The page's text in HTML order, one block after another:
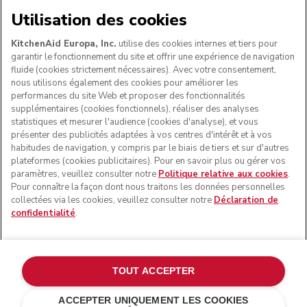
SUIVEZ-NOUS
© KitchenAid 2026 - Tous droits réservés. KitchenAid et la
forme du robot pâtissier multifonction sont des marques
commerciales aux États-Unis et ailleurs.
Politique en matière de cookies
Autres pays
Résolution des litiges en ligne
Utilisation des cookies
KitchenAid Europa, Inc. utilise des cookies internes et tiers pour
garantir le fonctionnement du site et offrir une expérience de navigation
fluide (cookies strictement nécessaires). Avec votre consentement,
nous utilisons également des cookies pour améliorer les
performances du site Web et proposer des fonctionnalités
supplémentaires (cookies fonctionnels), réaliser des analyses
statistiques et mesurer l'audience (cookies d'analyse), et vous
présenter des publicités adaptées à vos centres d'intérêt et à vos
habitudes de navigation, y compris par le biais de tiers et sur d'autres
plateformes (cookies publicitaires). Pour en savoir plus ou gérer vos
paramètres, veuillez consulter notre Politique relative aux cookies.
Pour connaître la façon dont nous traitons les données personnelles
collectées via les cookies, veuillez consulter notre Déclaration de
confidentialité.
ACCEPTER UNIQUEMENT LES COOKIES
TOUT ACCEPTER